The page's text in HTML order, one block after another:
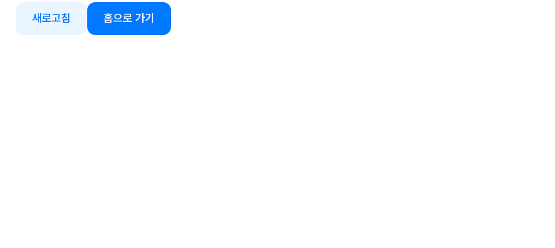
새로고침 홈으로 가기